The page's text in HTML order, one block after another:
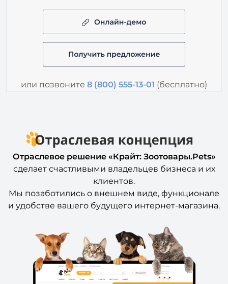
или позвоните 8 (800) 555-13-01 (бесплатно)
Отраслевое решение «Крайт: Зоотовары.Pets»
сделает счастливыми владельцев бизнеса и их
клиентов.
Мы позаботились о внешнем виде, функционале
и удобстве вашего будущего интернет-магазина.